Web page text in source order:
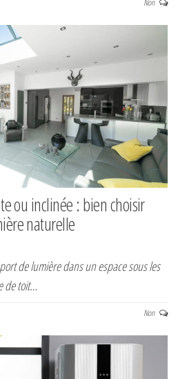
Non
ou inclinée : bien choisir
naturelle
de lumière dans un espace sous les
de toit…
Non